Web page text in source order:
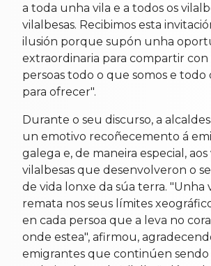
a toda unha vila e a todos os
vilalbesas. Recibimos esta
ilusión porque supón unha
extraordinaria para compartir con
persoas todo o que somos e
para ofrecer".
Durante o seu discurso, a
un emotivo recoñecemento á
galega e, de maneira especial, aos
vilalbesas que desenvolveron o
de vida lonxe da súa terra. "Unha
remata nos seus límites
en cada persoa que a leva no
onde estea", afirmou,
emigrantes que continúen sendo